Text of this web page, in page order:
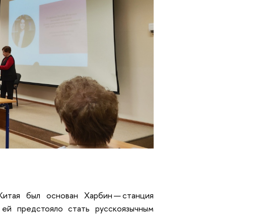
был основан Харбин — станция
предстояло стать русскоязычным